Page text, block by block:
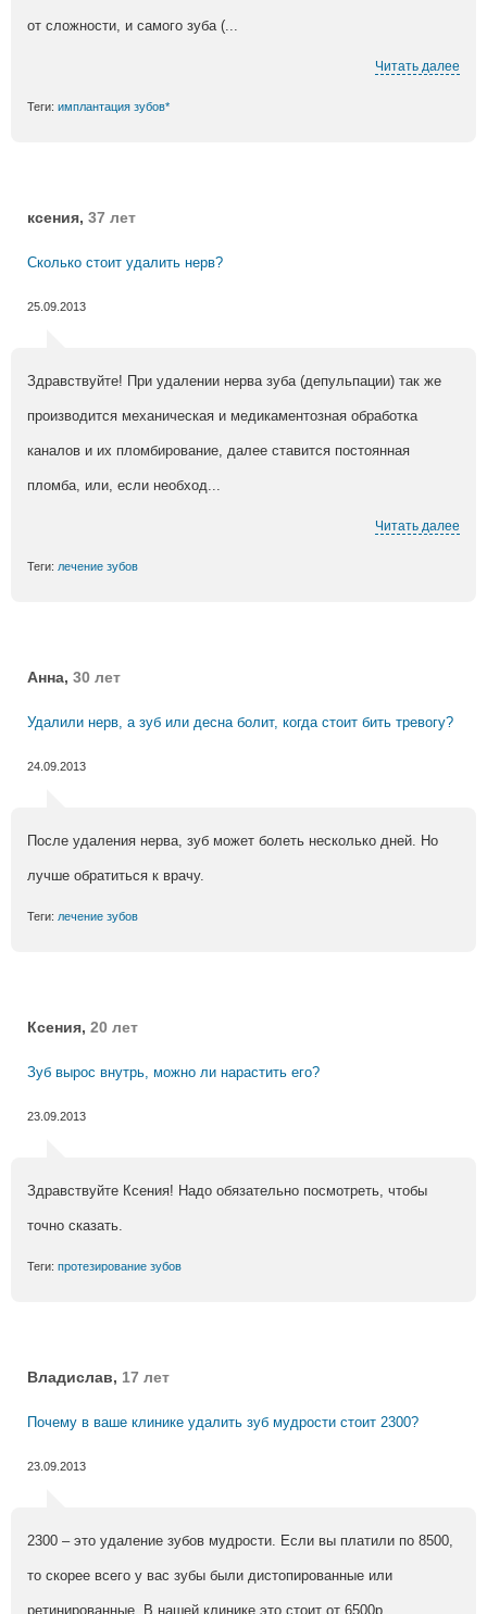
от сложности, и самого зуба (...
Читать далее
Теги: имплантация зубов*
ксения, 37 лет
Сколько стоит удалить нерв?
25.09.2013
Здравствуйте! При удалении нерва зуба (депульпации) так же
производится механическая и медикаментозная обработка
каналов и их пломбирование, далее ставится постоянная
пломба, или, если необход...
Читать далее
Теги: лечение зубов
Анна, 30 лет
Удалили нерв, а зуб или десна болит, когда стоит бить тревогу?
24.09.2013
После удаления нерва, зуб может болеть несколько дней. Но
лучше обратиться к врачу.
Теги: лечение зубов
Ксения, 20 лет
Зуб вырос внутрь, можно ли нарастить его?
23.09.2013
Здравствуйте Ксения! Надо обязательно посмотреть, чтобы
точно сказать.
Теги: протезирование зубов
Владислав, 17 лет
Почему в ваше клинике удалить зуб мудрости стоит 2300?
23.09.2013
2300 – это удаление зубов мудрости. Если вы платили по 8500,
то скорее всего у вас зубы были дистопированные или
ретинированные. В нашей клинике это стоит от 6500р.